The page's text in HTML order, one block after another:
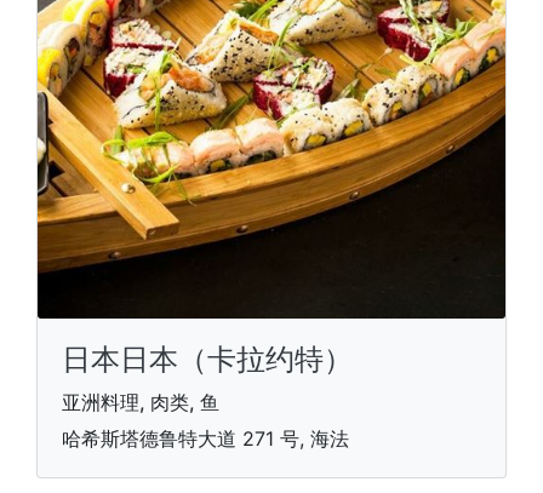
日本日本（卡拉约特）
亚洲料理, 肉类, 鱼
哈希斯塔德鲁特大道 271 号, 海法